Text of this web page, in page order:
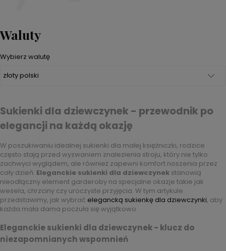
Waluty
Wybierz walutę
Sukienki dla dziewczynek - przewodnik po
elegancji na każdą okazję
W poszukiwaniu idealnej sukienki dla małej księżniczki, rodzice
często stają przed wyzwaniem znalezienia stroju, który nie tylko
zachwyci wyglądem, ale również zapewni komfort noszenia przez
cały dzień. Eleganckie sukienki dla dziewczynek stanowią
nieodłączny element garderoby na specjalne okazje takie jak
wesela, chrzciny czy uroczyste przyjęcia. W tym artykule
przedstawimy, jak wybrać elegancką sukienkę dla dziewczynki, aby
każda mała dama poczuła się wyjątkowo.
Eleganckie sukienki dla dziewczynek - klucz do
niezapomnianych wspomnień